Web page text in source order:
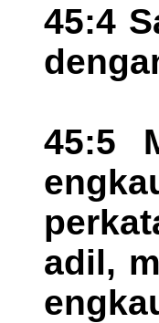
45:4
45:5
adil,